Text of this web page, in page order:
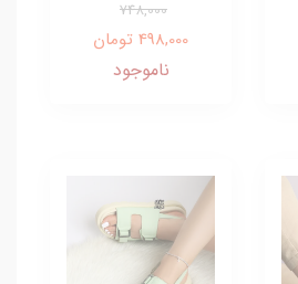
748,000
498,000 تومان
ناموجود